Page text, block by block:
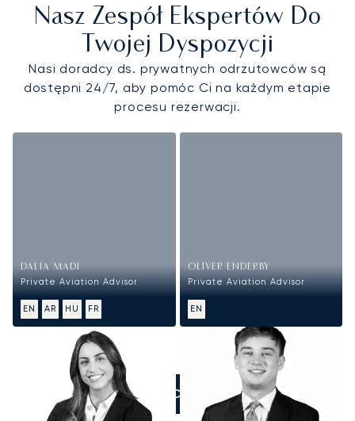
Nasz Zespół Ekspertów Do
Twojej Dyspozycji
Nasi doradcy ds. prywatnych odrzutowców są
dostępni 24/7, aby pomóc Ci na każdym etapie
procesu rezerwacji.
DALIA MADI
Private Aviation Advisor
EN AR HU FR
OLIVER ENDERBY
Private Aviation Advisor
EN
ZADZWOŃCIE DO NAS